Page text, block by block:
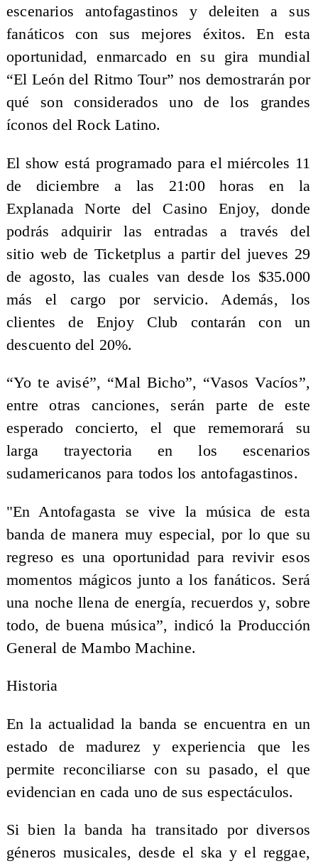
escenarios antofagastinos y deleiten a sus
fanáticos con sus mejores éxitos. En esta
oportunidad, enmarcado en su gira mundial
“El León del Ritmo Tour” nos demostrarán por
qué son considerados uno de los grandes
íconos del Rock Latino.
El show está programado para elmiércoles 11
de diciembre a las 21:00 horas en la
Explanada Norte del Casino Enjoy, donde
podrás adquirirlas entradas a través del
sitio web de Ticketplus a partir del jueves 29
de agosto, las cuales van desde los $35.000
más el cargo por servicio. Además, los
clientes de Enjoy Club contarán con un
descuento del 20%.
“Yo te avisé”, “Mal Bicho”, “Vasos Vacíos”,
entre otras canciones, serán parte de este
esperado concierto, el que rememorará su
larga trayectoria en los escenarios
sudamericanos para todos los antofagastinos.
"En Antofagasta se vive la música de esta
banda de manera muy especial, por lo que su
regreso es una oportunidad para revivir esos
momentos mágicos junto a los fanáticos. Será
una noche llena de energía, recuerdos y, sobre
todo, de buena música”, indicó la Producción
General de Mambo Machine.
Historia
En la actualidad la banda se encuentra en un
estado de madurez y experiencia que les
permite reconciliarse con su pasado, el que
evidencian en cada uno de sus espectáculos.
Si bien la banda ha transitado por diversos
géneros musicales, desde el ska y el reggae,